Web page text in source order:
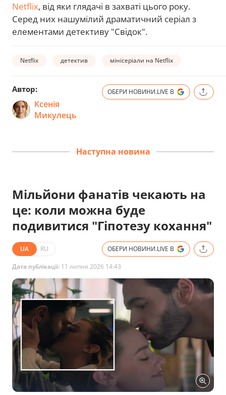
Netflix, від яки глядачі в захваті цього року.
Серед них нашумілий драматичний серіал з
елементами детективу "Свідок".
Netflix детектив мінісеріали на Netflix
Автор:
Ксенія
Микулець
ОБЕРИ НОВИНИ.LIVE В
Наступна новина
Мільйони фанатів чекають на
це: коли можна буде
подивитися "Гіпотезу кохання"
UA RU ОБЕРИ НОВИНИ.LIVE В
Дата публікації: 11 липня 2026 14:43